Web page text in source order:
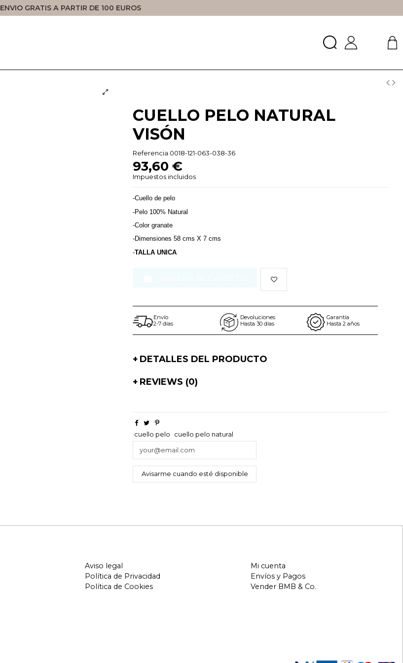
ENVIO GRATIS A PARTIR DE 100 EUROS
CUELLO PELO NATURAL
VISÓN
Referencia 0018-121-063-038-36
93,60 €
Impuestos incluidos
-Cuello de pelo
-Pelo 100% Natural
-Color granate
-Dimensiones 58 cms X 7 cms
-TALLA UNICA
Envío
2-7 días
Devoluciones
Hasta 30 días
Garantía
Hasta 2 años
DETALLES DEL PRODUCTO
REVIEWS (0)
cuello pelo cuello pelo natural
Aviso legal
Política de Privacidad
Política de Cookies
Mi cuenta
Envíos y Pagos
Vender BMB & Co.